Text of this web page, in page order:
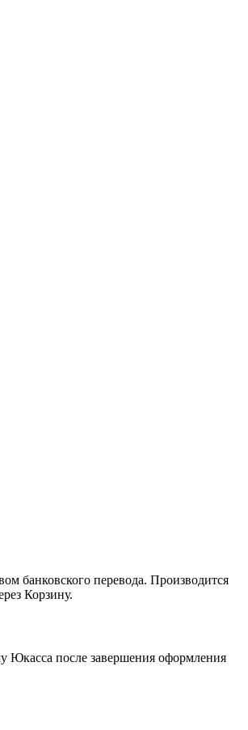
банковского перевода. Производится
Корзину.
Юкасса после завершения оформления